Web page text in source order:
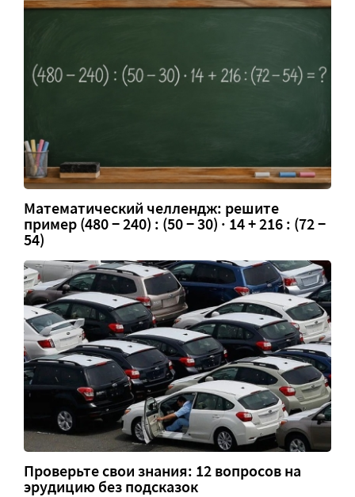
Математический челлендж: решите
пример (480 − 240) : (50 − 30) · 14 + 216 : (72 −
54)
Проверьте свои знания: 12 вопросов на
эрудицию без подсказок